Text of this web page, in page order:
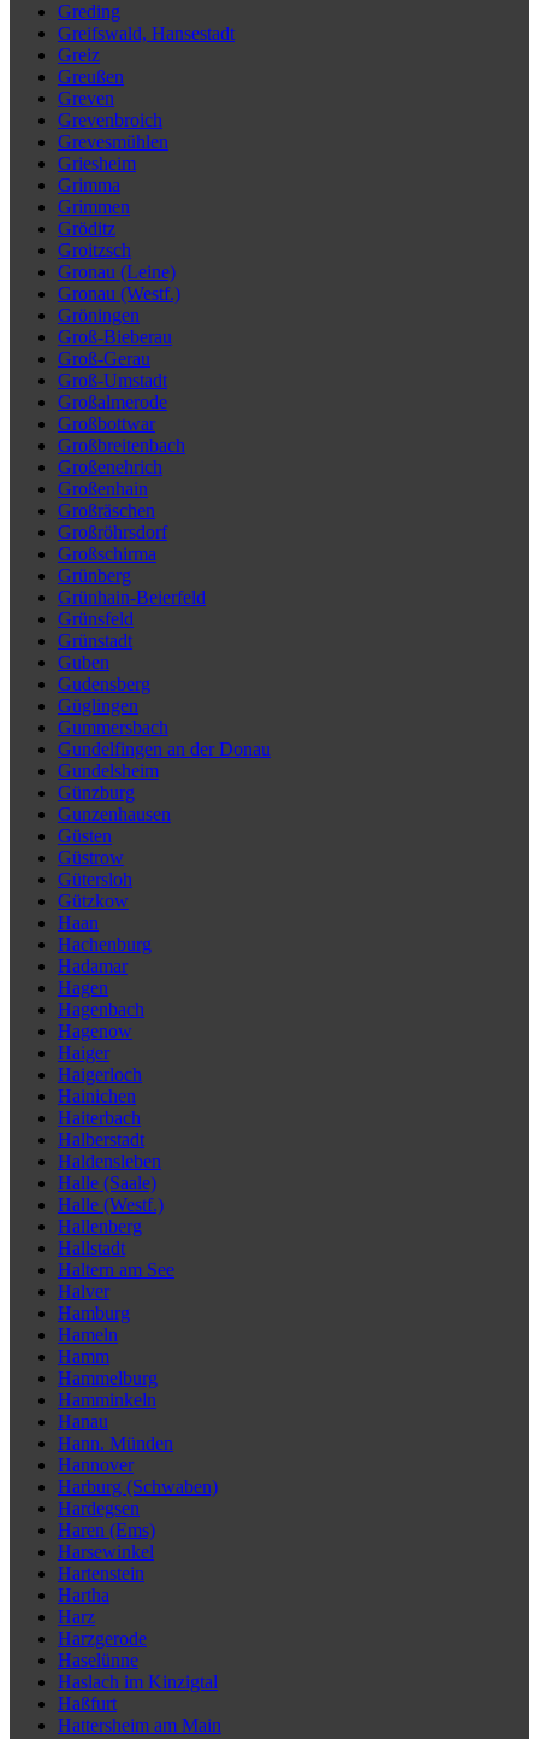
Greding
Greifswald, Hansestadt
Greiz
Greußen
Greven
Grevenbroich
Grevesmühlen
Griesheim
Grimma
Grimmen
Gröditz
Groitzsch
Gronau (Leine)
Gronau (Westf.)
Gröningen
Groß-Bieberau
Groß-Gerau
Groß-Umstadt
Großalmerode
Großbottwar
Großbreitenbach
Großenehrich
Großenhain
Großräschen
Großröhrsdorf
Großschirma
Grünberg
Grünhain-Beierfeld
Grünsfeld
Grünstadt
Guben
Gudensberg
Güglingen
Gummersbach
Gundelfingen an der Donau
Gundelsheim
Günzburg
Gunzenhausen
Güsten
Güstrow
Gütersloh
Gützkow
Haan
Hachenburg
Hadamar
Hagen
Hagenbach
Hagenow
Haiger
Haigerloch
Hainichen
Haiterbach
Halberstadt
Haldensleben
Halle (Saale)
Halle (Westf.)
Hallenberg
Hallstadt
Haltern am See
Halver
Hamburg
Hameln
Hamm
Hammelburg
Hamminkeln
Hanau
Hann. Münden
Hannover
Harburg (Schwaben)
Hardegsen
Haren (Ems)
Harsewinkel
Hartenstein
Hartha
Harz
Harzgerode
Haselünne
Haslach im Kinzigtal
Haßfurt
Hattersheim am Main